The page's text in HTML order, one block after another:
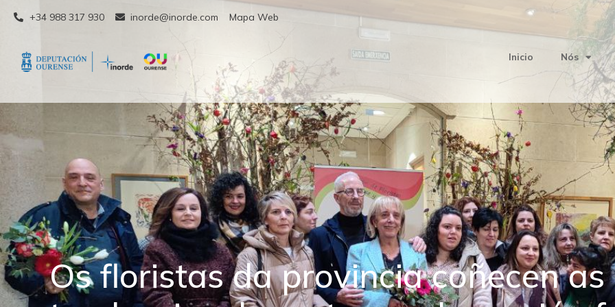
+34 988 317 930 inorde@inorde.com Mapa Web
Inicio Nós
Os floristas da provincia coñecen